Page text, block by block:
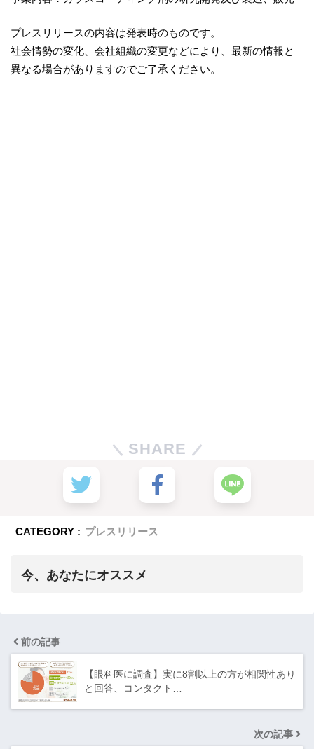
プレスリリースの内容は発表時のものです。
社会情勢の変化、会社組織の変更などにより、最新の情報と
異なる場合がありますのでご了承ください。
SHARE
CATEGORY : プレスリリース
今、あなたにオススメ
前の記事
【眼科医に調査】実に8割以上の方が相関性あり
と回答、コンタクト…
次の記事